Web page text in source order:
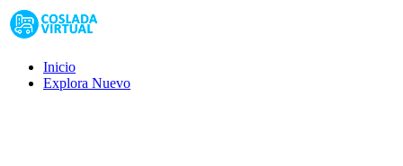
Inicio
Explora Nuevo